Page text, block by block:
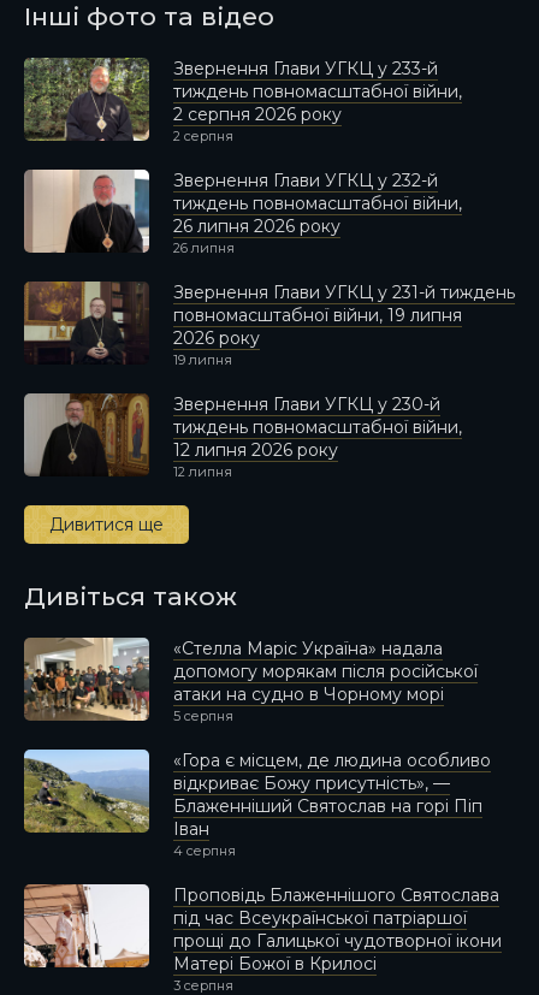
Інші фото та відео
Звернення Глави УГКЦ у 233-й
тиждень повномасштабної війни,
2 серпня 2026 року
2 серпня
Звернення Глави УГКЦ у 232-й
тиждень повномасштабної війни,
26 липня 2026 року
26 липня
Звернення Глави УГКЦ у 231-й тиждень
повномасштабної війни, 19 липня
2026 року
19 липня
Звернення Глави УГКЦ у 230-й
тиждень повномасштабної війни,
12 липня 2026 року
12 липня
Дивитися ще
Дивіться також
«Стелла Маріс Україна» надала
допомогу морякам після російської
атаки на судно в Чорному морі
5 серпня
«Гора є місцем, де людина особливо
відкриває Божу присутність», —
Блаженніший Святослав на горі Піп
Іван
4 серпня
Проповідь Блаженнішого Святослава
під час Всеукраїнської патріаршої
прощі до Галицької чудотворної ікони
Матері Божої в Крилосі
3 серпня